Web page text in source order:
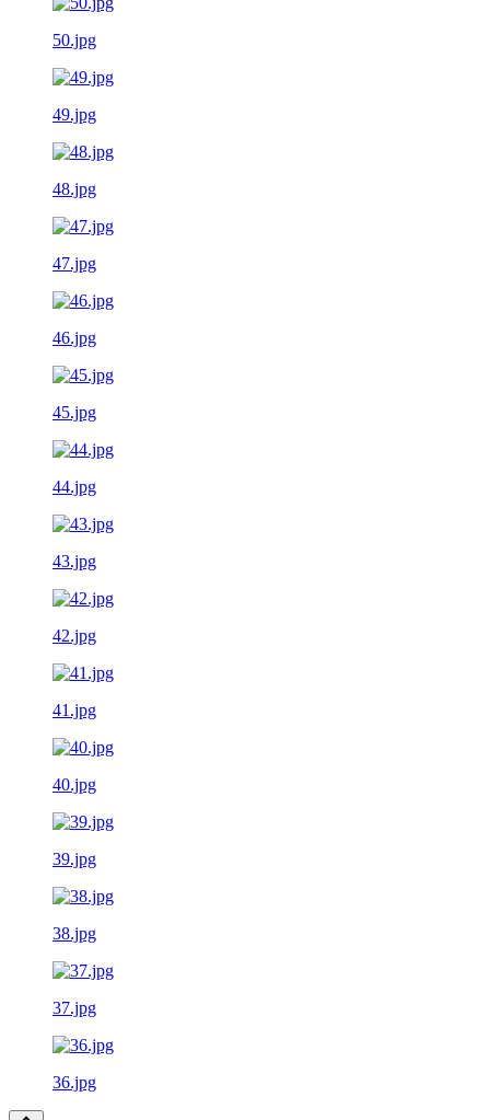
50.jpg
49.jpg
48.jpg
47.jpg
46.jpg
45.jpg
44.jpg
43.jpg
42.jpg
41.jpg
40.jpg
39.jpg
38.jpg
37.jpg
36.jpg